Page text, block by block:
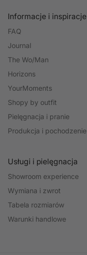
Informacje i inspiracje
FAQ
Journal
The Wo/Man
Horizons
YourMoments
Shopy by outfit
Pielęgnacja i pranie
Produkcja i pochodzenie
Usługi i pielęgnacja
Showroom experience
Wymiana i zwrot
Tabela rozmiarów
Warunki handlowe